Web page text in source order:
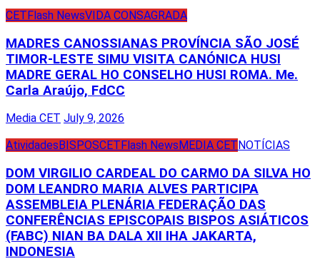
CETFlash NewsVIDA CONSAGRADA
MADRES CANOSSIANAS PROVÍNCIA SÃO JOSÉ
TIMOR-LESTE SIMU VISITA CANÓNICA HUSI
MADRE GERAL HO CONSELHO HUSI ROMA. Me.
Carla Araújo, FdCC
Media CET July 9, 2026
Atividades BISPOSCET Flash News MEDIA CET NOTÍCIAS
DOM VIRGILIO CARDEAL DO CARMO DA SILVA HO
DOM LEANDRO MARIA ALVES PARTICIPA
ASSEMBLEIA PLENÁRIA FEDERAÇÃO DAS
CONFERÊNCIAS EPISCOPAIS BISPOS ASIÁTICOS
(FABC) NIAN BA DALA XII IHA JAKARTA,
INDONESIA